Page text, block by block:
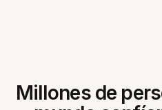
Millones de